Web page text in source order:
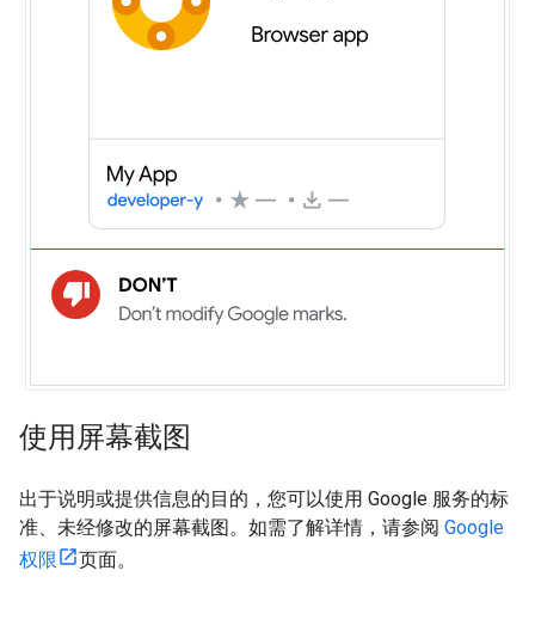
使用屏幕截图
出于说明或提供信息的目的，您可以使用 Google 服务的标
准、未经修改的屏幕截图。如需了解详情，请参阅 Google
权限
页面。